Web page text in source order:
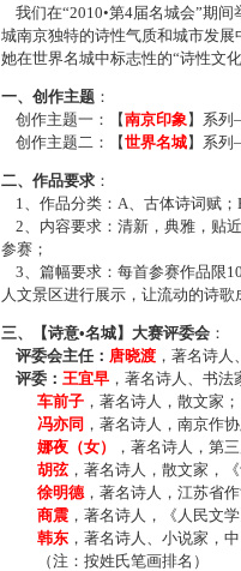
我们在“2010•第4届名城会”期
城南京独特的诗性气质和城市发
她在世界名城中标志性的“诗性文
一、创作主题 ：
创作主题一：【南京印象】系
创作主题二：【世界名城】系
二、作品要求 ：
1、作品分类：A、古体诗词赋；
2、内容要求：清新，典雅，贴
参赛；
3、篇幅要求：每首参赛作品限
人文景区进行展示，让流动的诗
三、【诗意•名城】大赛评委会 ：
评委会主任： 唐晓渡 ，著名诗
评委： 王宜早 ，著名诗人、书
车前子 ，著名诗人，散文家；
冯亦同 ，著名诗人，南京作
娜夜（女）
，著名诗人，第
胡弦，著名诗人，散文家，
徐明德，著名诗人，江苏省
商震 ，著名诗人，《人民文
韩东 ，著名诗人、小说家，
（注：按姓氏笔画排名）